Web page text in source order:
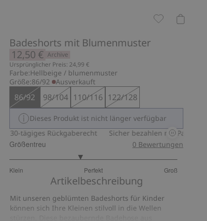
Badeshorts mit Blumenmuster
12,50 € Archive
Ursprünglicher Preis: 24,99 €
Farbe:Hellbeige / blumenmuster
Größe:86/92 Ausverkauft
86/92 98/104 110/116 122/128
Dieses Produkt ist nicht länger verfügbar
30-tägiges Rückgaberecht Sicher bezahlen mit PayPal &
Größentreu
Klein Perfekt Groß
von
19
Bewertungen
0 Bewertungen
Artikelbeschreibung
Mit unseren geblümten Badeshorts für Kinder
können sich Ihre Kleinen stilvoll in die Wellen